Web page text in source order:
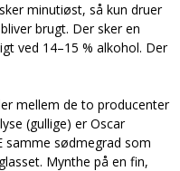
minutiøst, så kun druer
brugt. Der sker en
ved 14–15 % alkohol. Der
mellem de to producenter
(gullige) er Oscar
samme sødmegrad som
Mynthe på en fin,